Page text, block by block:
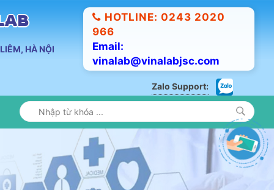
HÀ NỘI
HOTLINE: 0243 2020
966
Email:
vinalab@vinalabjsc.com
Zalo Support: